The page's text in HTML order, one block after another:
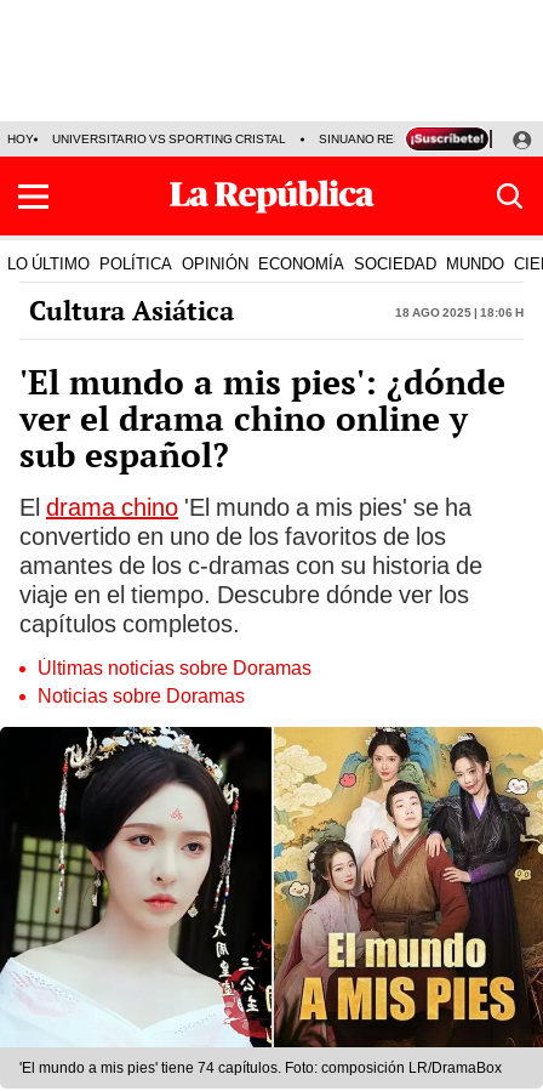
HOY UNIVERSITARIO VS SPORTING CRISTAL SINUANO RESULTADOS HOY
LO ÚLTIMO POLÍTICA OPINIÓN ECONOMÍA SOCIEDAD MUNDO
Cultura Asiática 18 Ago 2025 | 18:06 h
'El mundo a mis pies': ¿dónde
ver el drama chino online y
sub español?
El drama chino 'El mundo a mis pies' se ha
convertido en uno de los favoritos de los
amantes de los c-dramas con su historia de
viaje en el tiempo. Descubre dónde ver los
capítulos completos.
Últimas noticias sobre Doramas
Noticias sobre Doramas
'El mundo a mis pies' tiene 74 capítulos. Foto: composición LR/DramaBox